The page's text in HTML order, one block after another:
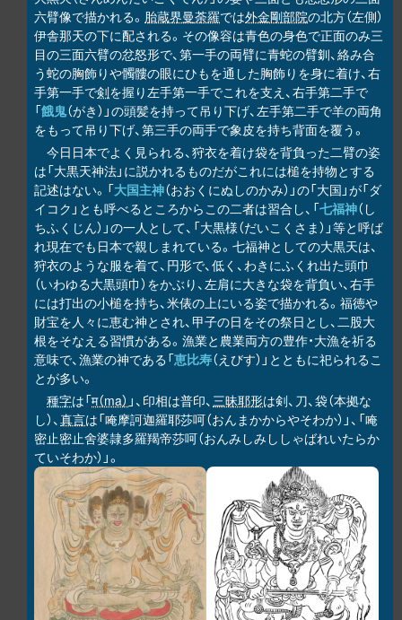
六臂像で描かれる。 胎蔵界曼荼羅では外金剛部院の北方（左側）
伊舎那天の下に配される。その像容は青色の身色で正面のみ三
目の三面六臂の忿怒形で、第一手の両臂に青蛇の臂釧、絡み合
う蛇の胸飾りや髑髏の眼にひもを通した胸飾りを身に着け、右
手第一手で剣を握り左手第一手でこれを支え、右手第二手で
「餓鬼（がき）」の頭髪を持って吊り下げ、左手第二手で羊の両角
をもって吊り下げ、第三手の両手で象皮を持ち背面を覆う。
今日日本でよく見られる、狩衣を着け袋を背負った二臂の姿
は「大黒天神法」に説かれるものだがこれには槌を持物とする
記述はない。「大国主神（おおくにぬしのかみ）」の「大国」が「ダ
イコク」とも呼べるところからこの二者は習合し、「七福神（し
ちふくじん）」の一人として、「大黒様（だいこくさま）」等と呼ば
れ現在でも日本で親しまれている。七福神としての大黒天は、
狩衣のような服を着て、円形で、低く、わきにふくれ出た頭巾
（いわゆる大黒頭巾）をかぶり、左肩に大きな袋を背負い、右手
には打出の小槌を持ち、米俵の上にいる姿で描かれる。福徳や
財宝を人々に恵む神とされ、甲子の日をその祭日とし、二股大
根をそなえる習慣がある。漁業と農業両方の豊作・大漁を祈る
意味で、漁業の神である「恵比寿（えびす）」とともに祀られるこ
とが多い。
種字は「म（ma） 」、印相は普印、三昧耶形は剣、刀、袋（本拠な
し）、真言は「唵摩訶迦羅耶莎呵（おんまかからやそわか）」、「唵
密止密止舍婆隷多羅羯帝莎呵（おんみしみししゃばれいたらか
ていそわか）」。